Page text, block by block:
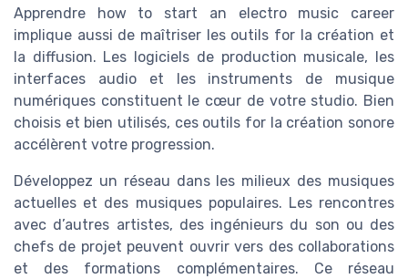
Apprendre how to start an electro music career
implique aussi de maîtriser les outils for la création et
la diffusion. Les logiciels de production musicale, les
interfaces audio et les instruments de musique
numériques constituent le cœur de votre studio. Bien
choisis et bien utilisés, ces outils for la création sonore
accélèrent votre progression.
Développez un réseau dans les milieux des musiques
actuelles et des musiques populaires. Les rencontres
avec d’autres artistes, des ingénieurs du son ou des
chefs de projet peuvent ouvrir vers des collaborations
et des formations complémentaires. Ce réseau